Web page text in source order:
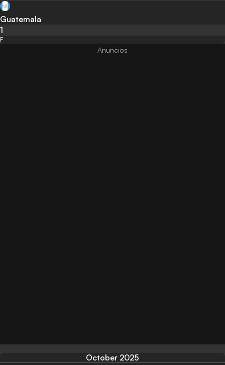
Guatemala
1
F
October 2025